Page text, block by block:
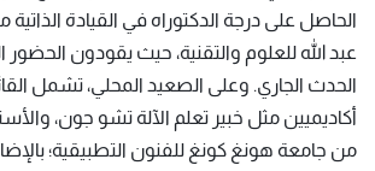
الحاصل على درجة الدكتوراه في القيادة
عبد الله للعلوم والتقنية، حيث يقودون
الحدث الجاري. وعلى الصعيد المحلي، تشمل
أكاديميين مثل خبير تعلم الآلة تشو جون،
من جامعة هونغ كونغ للفنون التطبيقية؛